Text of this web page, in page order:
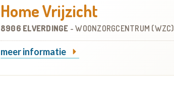
Home Vrijzicht
8906 ELVERDINGE -WOONZORGCENTRUM (WZC)
meer informatie